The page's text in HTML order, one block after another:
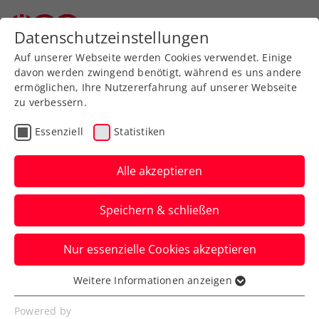
AllgemeineKlasse
Jugend
SeniorInnen
Meisterschaft wählen
Bundesländer-Cup 2024 / Damen/Herren 40-70
Datenschutzeinstellungen
Auf unserer Webseite werden Cookies verwendet. Einige
davon werden zwingend benötigt, während es uns andere
ermöglichen, Ihre Nutzererfahrung auf unserer Webseite
zu verbessern.
Essenziell Statistiken
Alle akzeptieren
Speichern & schließen
Nur essenzielle Cookies akzeptieren
Essenziell
Essenzielle Cookies werden für grundlegende
Weitere Informationen anzeigen
Powered by